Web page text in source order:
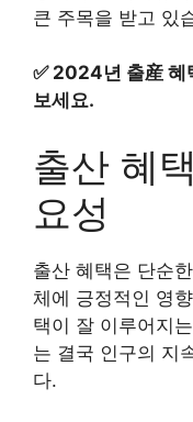
큰 주목을 받고 있
✅ 2024년 출産 혜
보세요.
출산 혜
요성
출산 혜택은 단순
체에 긍정적인 영
택이 잘 이루어지
는 결국 인구의 지
다.